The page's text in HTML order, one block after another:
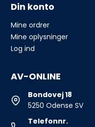
Din konto
Mine ordrer
Mine oplysninger
Log ind
AV-ONLINE
Bondovej 18
5250 Odense SV
Telefonnr.